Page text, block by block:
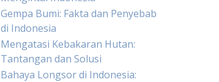
Gempa Bumi: Fakta dan Penyebab
di Indonesia
Mengatasi Kebakaran Hutan:
Tantangan dan Solusi
Bahaya Longsor di Indonesia: